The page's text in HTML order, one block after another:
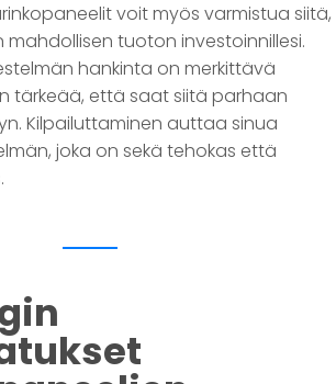
voit myös varmistua siitä,
tuoton investoinnillesi.
hankinta on merkittävä
tärkeää, että saat siitä parhaan
Kilpailuttaminen auttaa sinua
joka on sekä tehokas että